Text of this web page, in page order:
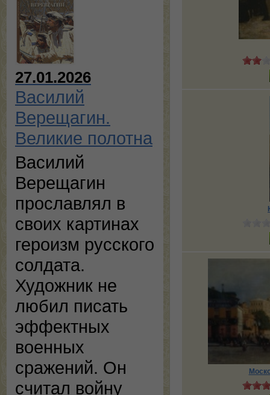
27.01.2026
Василий
Верещагин.
Великие полотна
Василий
Верещагин
прославлял в
своих картинах
героизм русского
солдата.
Художник не
любил писать
эффектных
военных
сражений. Он
считал войну